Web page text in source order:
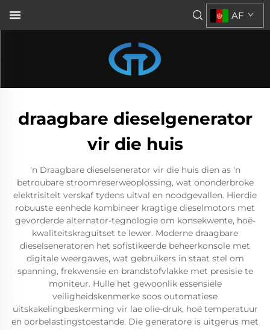
AF
draagbare dieselgenerator
vir die huis
'n Draagbare dieselsenerator vir die huis dien as 'n
betroubare stroomreserweoplossing, wat ononderbroke
elektrisiteit verskaf tydens uitval en noodgevallen. Hierdie
robuuste eenhede kombineer kragtige dieselmotors met
gevorderde alternator-tegnologie om konsekwente, hoë-
kwaliteitskraguitset te lewer. Moderne draagbare
dieselseneratoren het sofistikeerde beheerkonsole met
digitale weergawes, wat gebruikers in staat stel om
spanning, frekwensie en brandstofvlakke met presisie te
moniteur. Hulle het gewoonlik essensiële
veiligheidskenmerke soos outomatiese
uitskakelingbeskerming vir lae olie-druk, hoë temperatuur
en oorbelastingstoestande. Die generatore is uitgerus met